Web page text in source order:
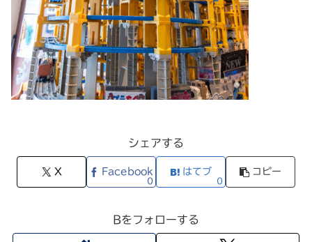
シェアする
X Facebook
0
はてブ
0
コピー
Bをフォローする